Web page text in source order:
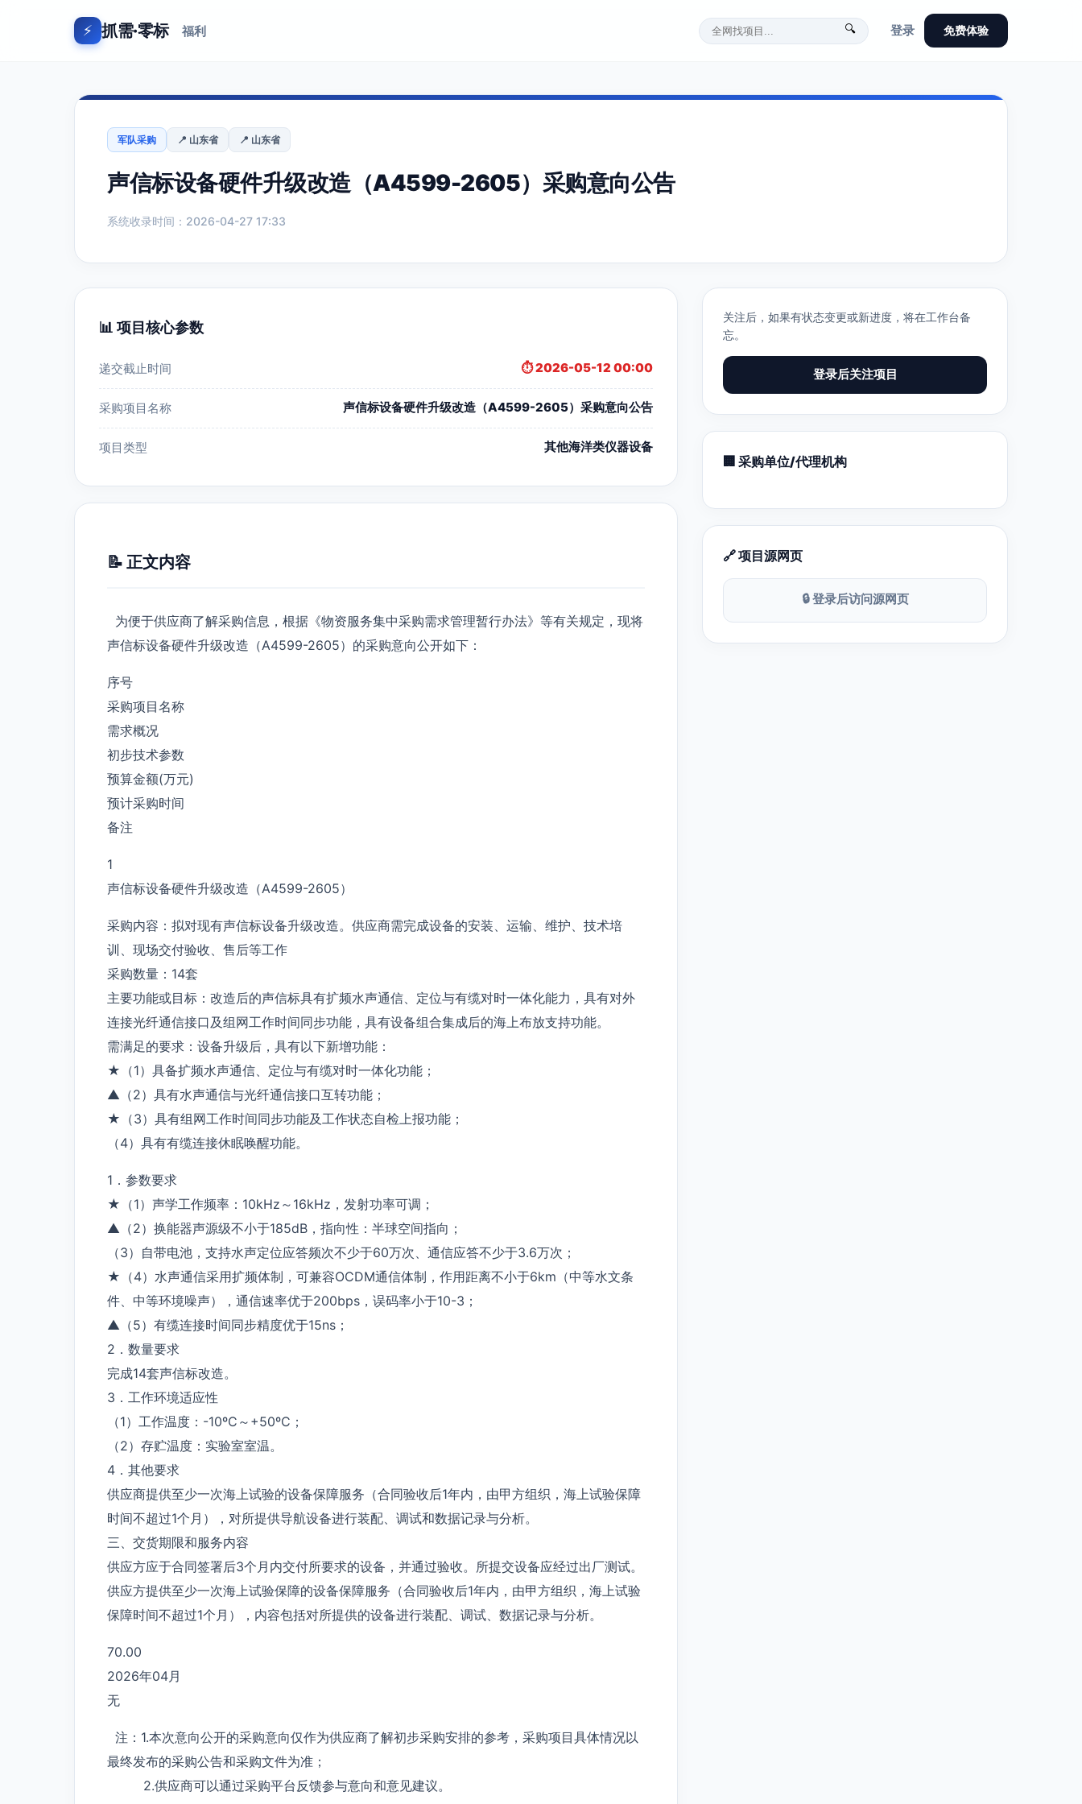
⚡ 抓需·零标 福利 🔍 登录 免费体验
军队采购 📍 山东省 📍 山东省
声信标设备硬件升级改造（A4599-2605）采购意向公告
系统收录时间：2026-04-27 17:33
📊 项目核心参数
递交截止时间 ⏱️ 2026-05-12 00:00
采购项目名称 声信标设备硬件升级改造（A4599-2605）采购意向公告
项目类型 其他海洋类仪器设备
📝 正文内容
为便于供应商了解采购信息，根据《物资服务集中采购需求管理暂行办法》等有关规定，现将
声信标设备硬件升级改造（A4599-2605）的采购意向公开如下：
序号
采购项目名称
需求概况
初步技术参数
预算金额(万元)
预计采购时间
备注
1
声信标设备硬件升级改造（A4599-2605）
采购内容：拟对现有声信标设备升级改造。供应商需完成设备的安装、运输、维护、技术培
训、现场交付验收、售后等工作
采购数量：14套
主要功能或目标：改造后的声信标具有扩频水声通信、定位与有缆对时一体化能力，具有对外
连接光纤通信接口及组网工作时间同步功能，具有设备组合集成后的海上布放支持功能。
需满足的要求：设备升级后，具有以下新增功能：
★（1）具备扩频水声通信、定位与有缆对时一体化功能；
▲（2）具有水声通信与光纤通信接口互转功能；
★（3）具有组网工作时间同步功能及工作状态自检上报功能；
（4）具有有缆连接休眠唤醒功能。
1．参数要求
★（1）声学工作频率：10kHz～16kHz，发射功率可调；
▲（2）换能器声源级不小于185dB，指向性：半球空间指向；
（3）自带电池，支持水声定位应答频次不少于60万次、通信应答不少于3.6万次；
★（4）水声通信采用扩频体制，可兼容OCDM通信体制，作用距离不小于6km（中等水文条
件、中等环境噪声），通信速率优于200bps，误码率小于10-3；
▲（5）有缆连接时间同步精度优于15ns；
2．数量要求
完成14套声信标改造。
3．工作环境适应性
（1）工作温度：-10ºC～+50ºC；
（2）存贮温度：实验室室温。
4．其他要求
供应商提供至少一次海上试验的设备保障服务（合同验收后1年内，由甲方组织，海上试验保障
时间不超过1个月），对所提供导航设备进行装配、调试和数据记录与分析。
三、交货期限和服务内容
供应方应于合同签署后3个月内交付所要求的设备，并通过验收。所提交设备应经过出厂测试。
供应方提供至少一次海上试验保障的设备保障服务（合同验收后1年内，由甲方组织，海上试验
保障时间不超过1个月），内容包括对所提供的设备进行装配、调试、数据记录与分析。
70.00
2026年04月
无
注：1.本次意向公开的采购意向仅作为供应商了解初步采购安排的参考，采购项目具体情况以
最终发布的采购公告和采购文件为准；
2.供应商可以通过采购平台反馈参与意向和意见建议。
关注后，如果有状态变更或新进度，将在工作台备
忘。
登录后关注项目
🏢 采购单位/代理机构
🔗 项目源网页
🔒 登录后访问源网页